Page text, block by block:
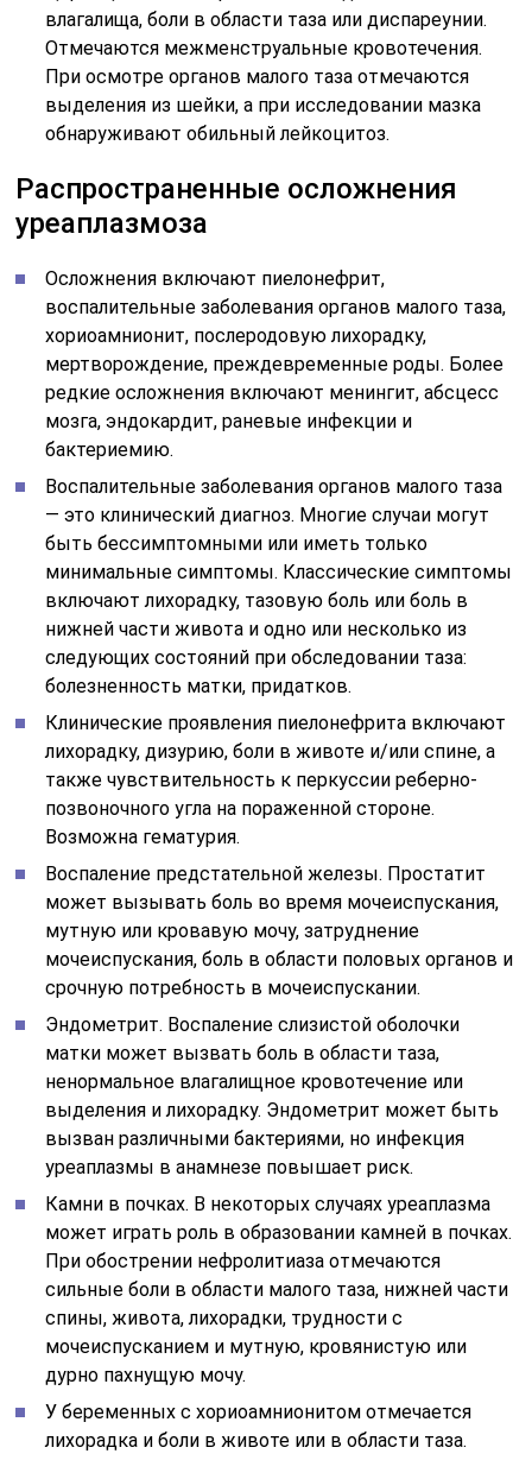
влагалища, боли в области таза или диспареунии.
Отмечаются межменструальные кровотечения.
При осмотре органов малого таза отмечаются
выделения из шейки, а при исследовании мазка
обнаруживают обильный лейкоцитоз.
Распространенные осложнения
уреаплазмоза
Осложнения включают пиелонефрит,
воспалительные заболевания органов малого таза,
хориоамнионит, послеродовую лихорадку,
мертворождение, преждевременные роды. Более
редкие осложнения включают менингит, абсцесс
мозга, эндокардит, раневые инфекции и
бактериемию.
Воспалительные заболевания органов малого таза
— это клинический диагноз. Многие случаи могут
быть бессимптомными или иметь только
минимальные симптомы. Классические симптомы
включают лихорадку, тазовую боль или боль в
нижней части живота и одно или несколько из
следующих состояний при обследовании таза:
болезненность матки, придатков.
Клинические проявления пиелонефрита включают
лихорадку, дизурию, боли в животе и/или спине, а
также чувствительность к перкуссии реберно-
позвоночного угла на пораженной стороне.
Возможна гематурия.
Воспаление предстательной железы. Простатит
может вызывать боль во время мочеиспускания,
мутную или кровавую мочу, затруднение
мочеиспускания, боль в области половых органов и
срочную потребность в мочеиспускании.
Эндометрит. Воспаление слизистой оболочки
матки может вызвать боль в области таза,
ненормальное влагалищное кровотечение или
выделения и лихорадку. Эндометрит может быть
вызван различными бактериями, но инфекция
уреаплазмы в анамнезе повышает риск.
Камни в почках. В некоторых случаях уреаплазма
может играть роль в образовании камней в почках.
При обострении нефролитиаза отмечаются
сильные боли в области малого таза, нижней части
спины, живота, лихорадки, трудности с
мочеиспусканием и мутную, кровянистую или
дурно пахнущую мочу.
У беременных с хориоамнионитом отмечается
лихорадка и боли в животе или в области таза.